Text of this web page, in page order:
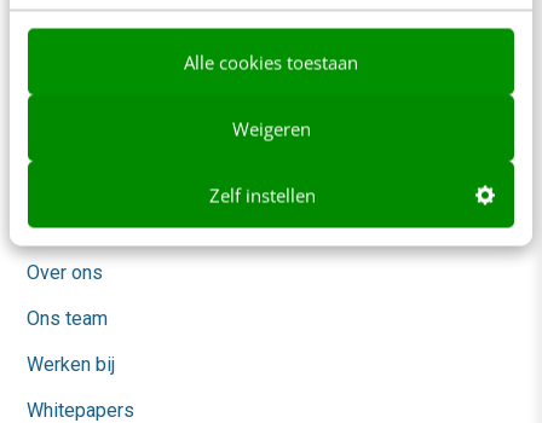
Alle cookies toestaan
Weigeren
Zelf instellen
Frankwatching
Nieuwsbrieven
Over ons
Ons team
Werken bij
Whitepapers